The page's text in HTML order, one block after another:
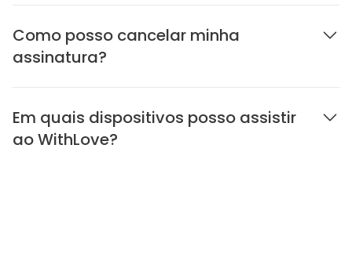
Como posso cancelar minha
assinatura?
Em quais dispositivos posso assistir
ao WithLove?